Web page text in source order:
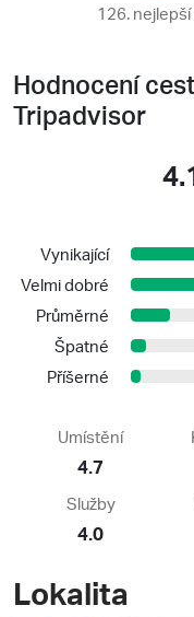
126.
Hodnocení
Tripadvisor
Vynikající
Velmi dobré
Průměrné
Špatné
Příšerné
Umístění
4.7
Služby
4.0
Lokalita